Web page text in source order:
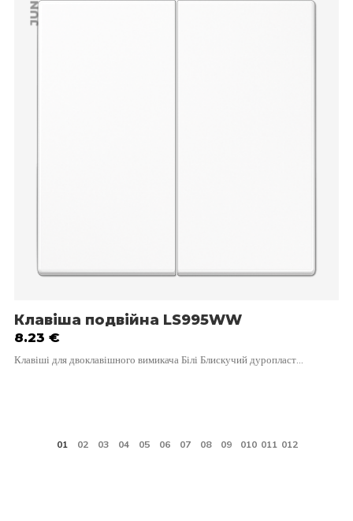
JUNG
Клавіша подвійна LS995WW
8.23 €
Клавіші для двоклавішного вимикача Білі Блискучий дуропласт…